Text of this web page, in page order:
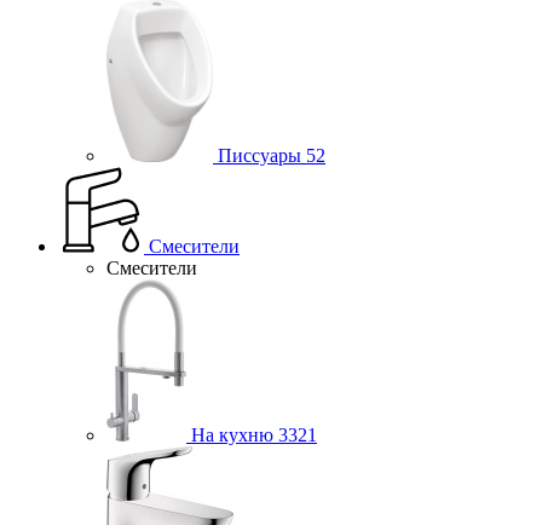
Писсуары 52
Смесители
Смесители
На кухню 3321